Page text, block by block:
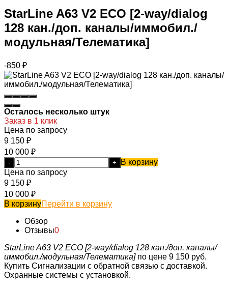
StarLine A63 V2 ECO [2-way/dialog
128 кан./доп. каналы/иммобил./
модульная/Телематика]
-850 ₽
Осталось несколько штук
Заказ в 1 клик
Цена по запросу
9 150 ₽
10 000 ₽
- +
В корзину
Цена по запросу
9 150 ₽
10 000 ₽
В корзинуПерейти в корзину
Обзор
Отзывы0
StarLine A63 V2 ECO [2-way/dialog 128 кан./доп. каналы/
иммобил./модульная/Телематика]по цене 9 150 руб.
Купить Сигнализации с обратной связью с доставкой.
Охранные системы с установкой.